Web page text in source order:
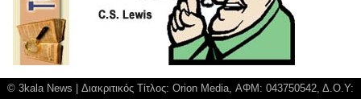
© 3kala News | Διακριτικός Τίτλος: Orion Media, ΑΦΜ: 043750542, Δ.Ο.Υ: